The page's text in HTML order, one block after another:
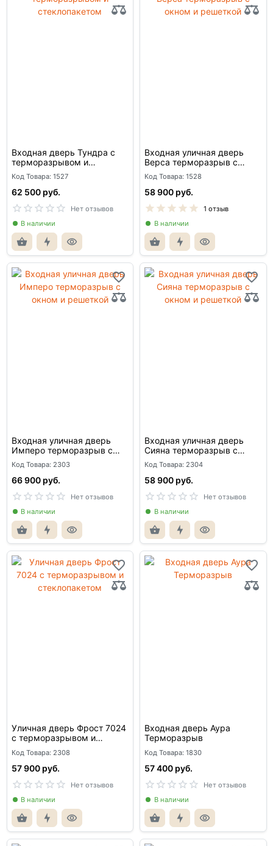
Входная дверь Тундра с
терморазрывом и
стеклопакетом
Код Товара: 1527
62 500 руб.
Нет отзывов
В наличии
Входная уличная дверь
Верса терморазрыв с
окном и решеткой
Код Товара: 1528
58 900 руб.
1 отзыв
В наличии
Входная уличная дверь
Имперо терморазрыв с
окном и решеткой
Код Товара: 2303
66 900 руб.
Нет отзывов
В наличии
Входная уличная дверь
Сияна терморазрыв с
окном и решеткой
Код Товара: 2304
58 900 руб.
Нет отзывов
В наличии
Уличная дверь Фрост 7024
с терморазрывом и
стеклопакетом
Код Товара: 2308
57 900 руб.
Нет отзывов
В наличии
Входная дверь Аура
Терморазрыв
Код Товара: 1830
57 400 руб.
Нет отзывов
В наличии